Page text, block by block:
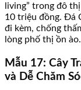
living” trong đô
10 triệu đồng. Đá
đi kèm, chống
lòng phố thị ồn ào.
Mẫu 17: Cây
và Dễ Chăm